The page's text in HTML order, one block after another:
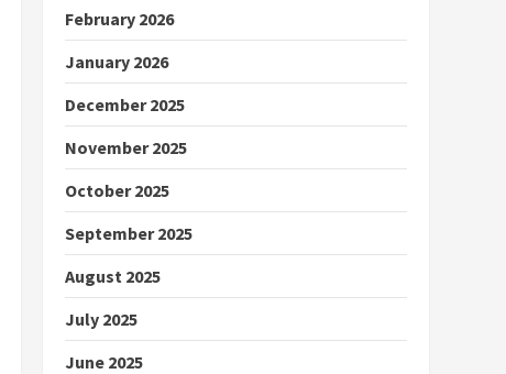
February 2026
January 2026
December 2025
November 2025
October 2025
September 2025
August 2025
July 2025
June 2025